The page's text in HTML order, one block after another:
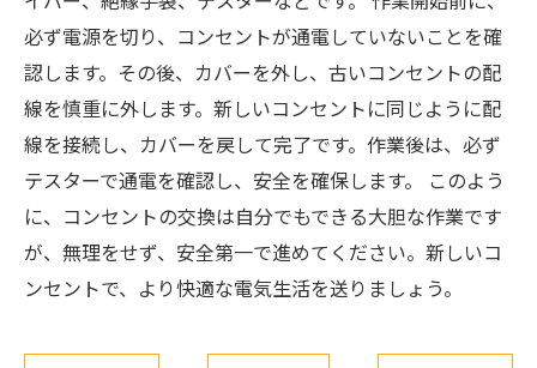
必ず電源を切り、コンセントが通電していないことを確
認します。その後、カバーを外し、古いコンセントの配
線を慎重に外します。新しいコンセントに同じように配
線を接続し、カバーを戻して完了です。作業後は、必ず
テスターで通電を確認し、安全を確保します。 このよう
に、コンセントの交換は自分でもできる大胆な作業です
が、無理をせず、安全第一で進めてください。新しいコ
ンセントで、より快適な電気生活を送りましょう。